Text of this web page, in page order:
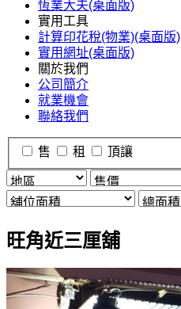
恆業大夫(桌面版)
實用工具
計算印花稅(物業)(桌面版)
實用網址(桌面版)
關於我們
公司簡介
就業機會
聯絡我們
售 租 頂讓
旺角近三厘舖